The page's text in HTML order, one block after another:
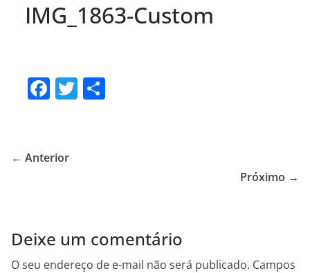
IMG_1863-Custom
F
e
k
T
← Anterior
Próximo →
Deixe um comentário
O seu endereço de e-mail não será publicado. Campos